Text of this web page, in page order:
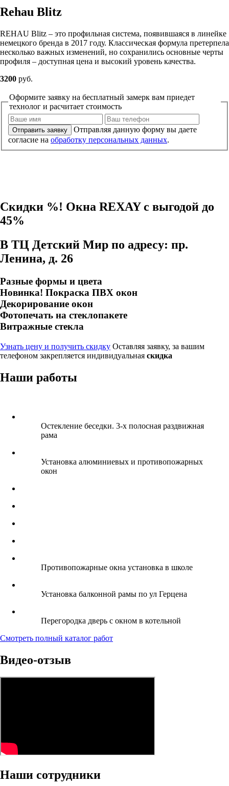
Rehau Blitz
REHAU Blitz – это профильная система, появившаяся в линейке
немецкого бренда в 2017 году. Классическая формула претерпела
несколько важных изменений, но сохранились основные черты
профиля – доступная цена и высокий уровень качества.
3200 руб.
Оформите заявку на бесплатный замерк вам приедет
технолог и расчитает стоимость
Отправить заявку
Отправляя данную форму вы даете
согласие на обработку персональных данных.
Скидки %! Окна REXAY c выгодой до
45%
В ТЦ Детский Мир по адресу: пр.
Ленина, д. 26
Разные формы и цвета
Новинка! Покраска ПВХ окон
Декорирование окон
Фотопечать на стеклопакете
Витражные стекла
Узнать цену и получить скидку Оставляя заявку, за вашим
телефоном закрепляется индивидуальная скидка
Наши работы
Остекление беседки. 3-х полосная раздвижная
рама
Установка алюминиевых и противопожарных
окон
Противопожарные окна установка в школе
Установка балконной рамы по ул Герцена
Перегородка дверь с окном в котельной
Смотреть полный каталог работ
Видео-отзыв
Наши сотрудники